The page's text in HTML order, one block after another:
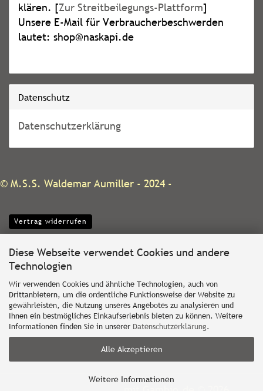
Diese Webseite verwendet Cookies und andere
Technologien
Wir verwenden Cookies und ähnliche Technologien, auch von
Drittanbietern, um die ordentliche Funktionsweise der Website zu
gewährleisten, die Nutzung unseres Angebotes zu analysieren und
Ihnen ein bestmögliches Einkaufserlebnis bieten zu können. Weitere
Informationen finden Sie in unserer Datenschutzerklärung.
Alle Akzeptieren
Weitere Informationen
klären. [Zur Streitbeilegungs-Plattform]
Unsere E-Mail für Verbraucherbeschwerden
lautet: shop@naskapi.de
Datenschutz
Datenschutzerklärung
© M.S.S. Waldemar Aumiller - 2024 -
Vertrag widerrufen